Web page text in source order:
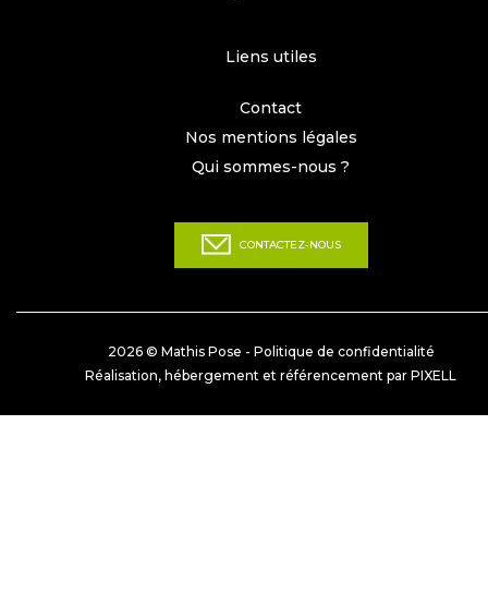
Liens utiles
Contact
Nos mentions légales
Qui sommes-nous ?
CONTACTEZ-NOUS
2026 © Mathis Pose - Politique de confidentialité
Réalisation, hébergement et référencement par PIXELL